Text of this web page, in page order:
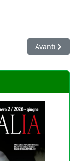
Consiglio federale
Articolo
Avanti